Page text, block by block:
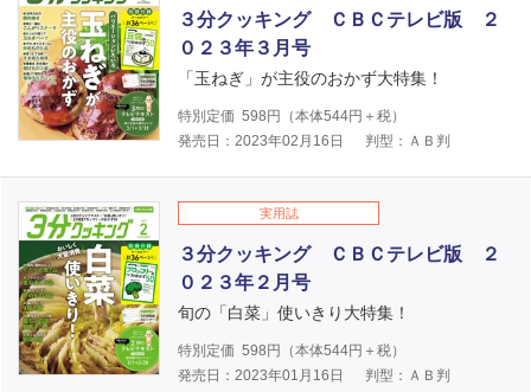
３分クッキング ＣＢＣテレビ版 ２
０２３年３月号
「玉ねぎ」が主役のおかず大特集！
特別定価 598 円（本体544円＋税）
発売日：2023年02月16日
判型：ＡＢ判
実用誌
３分クッキング ＣＢＣテレビ版 ２
０２３年２月号
旬の「白菜」使いきり大特集！
特別定価 598 円（本体544円＋税）
発売日：2023年01月16日
判型：ＡＢ判